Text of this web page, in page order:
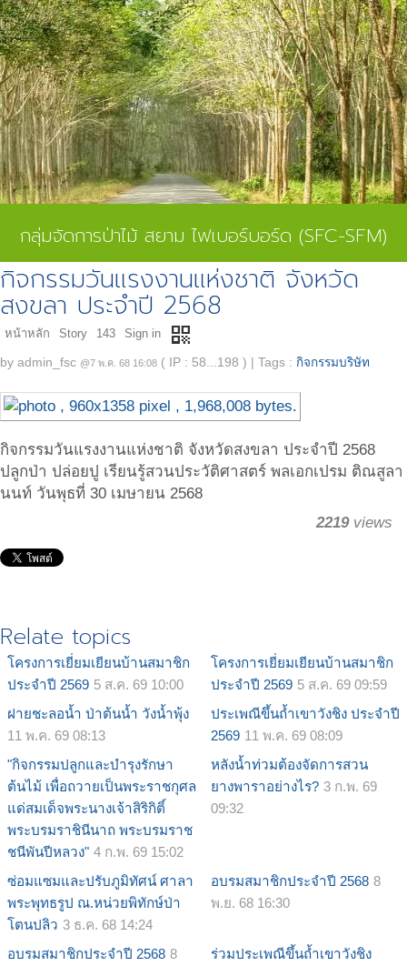
กลุ่มจัดการป่าไม้ สยาม ไฟเบอร์บอร์ด (SFC-SFM)
กิจกรรมวันแรงงานแห่งชาติ จังหวัด
สงขลา ประจำปี 2568
หน้าหลัก Story 143 Sign in qr_code
by admin_fsc @7 พ.ค. 68 16:08 ( IP : 58...198 ) Tags : กิจกรรมบริษัท
กิจกรรมวันแรงงานแห่งชาติ จังหวัดสงขลา ประจำปี 2568
ปลูกป่า ปล่อยปู เรียนรู้สวนประวัติศาสตร์ พลเอกเปรม ติณสูลา
นนท์ วันพุธที่ 30 เมษายน 2568
2219views
Relate topics
โครงการเยี่ยมเยียนบ้านสมาชิก
ประจำปี 2569 5 ส.ค. 69 10:00
โครงการเยี่ยมเยียนบ้านสมาชิก
ประจำปี 2569 5 ส.ค. 69 09:59
ฝายชะลอน้ำ ป่าต้นน้ำ วังน้ำพุ้ง
11 พ.ค. 69 08:13
ประเพณีขึ้นถ้ำเขาวังชิง ประจำปี
2569 11 พ.ค. 69 08:09
"กิจกรรมปลูกและบำรุงรักษา
ต้นไม้ เพื่อถวายเป็นพระราชกุศล
แด่สมเด็จพระนางเจ้าสิริกิติ์
พระบรมราชินีนาถ พระบรมราช
ชนีพันปีหลวง" 4 ก.พ. 69 15:02
หลังน้ำท่วมต้องจัดการสวน
ยางพาราอย่างไร? 3 ก.พ. 69
09:32
ซ่อมแซมและปรับภูมิทัศน์ ศาลา
พระพุทธรูป ณ.หน่วยพิทักษ์ป่า
โตนปลิว 3 ธ.ค. 68 14:24
อบรมสมาชิกประจำปี 2568 8
พ.ย. 68 16:30
อบรมสมาชิกประจำปี 2568 8
ร่วมประเพณีขึ้นถ้ำเขาวังชิง